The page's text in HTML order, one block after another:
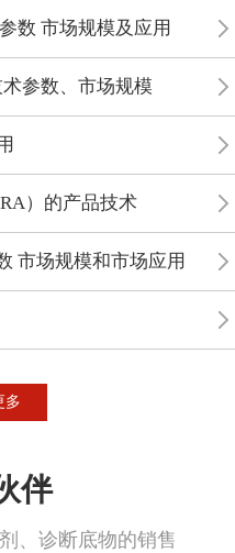
数 市场规模及应用
参数、市场规模
）的产品技术
市场规模和市场应用
多
伴
、诊断底物的销售